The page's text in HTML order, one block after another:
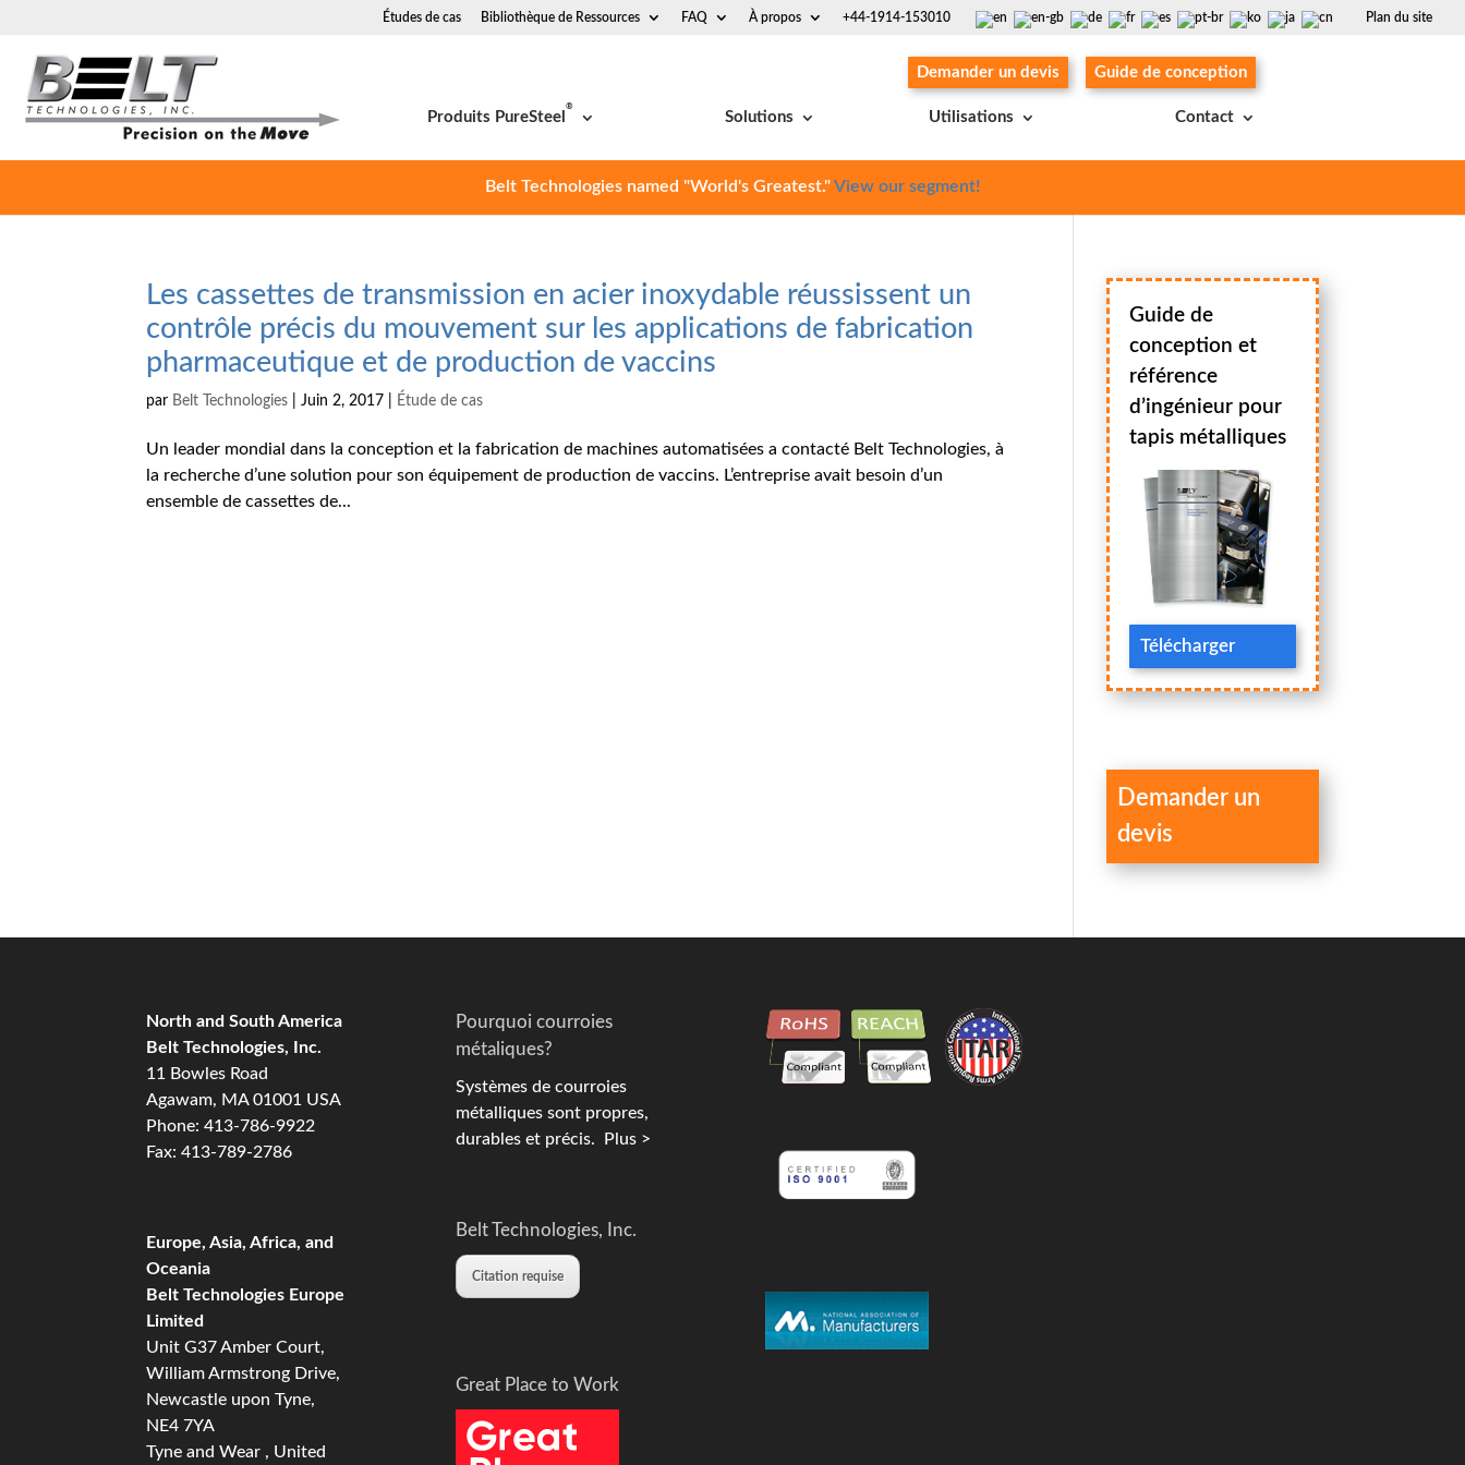
Plan du site
Études de cas Bibliothèque de Ressources FAQ À propos +44-1914-153010
Produits PureSteel
®
Solutions Utilisations Contact
Demander un devis Guide de conception
Belt Technologies named "World's Greatest."View our segment!
Les cassettes de transmission en acier inoxydable réussissent un
contrôle précis du mouvement sur les applications de fabrication
pharmaceutique et de production de vaccins
par Belt Technologies Juin 2, 2017 Étude de cas
Un leader mondial dans la conception et la fabrication de machines automatisées a contacté Belt Technologies, à
la recherche d’une solution pour son équipement de production de vaccins. L’entreprise avait besoin d’un
ensemble de cassettes de...
Guide de
conception et
référence
d’ingénieur pour
tapis métalliques
Télécharger
Demander un
devis
North and South America
Belt Technologies, Inc.
11 Bowles Road
Agawam, MA 01001 USA
Phone: 413-786-9922
Fax: 413-789-2786
Europe, Asia, Africa, and
Oceania
Belt Technologies Europe
Limited
Unit G37 Amber Court,
William Armstrong Drive,
Newcastle upon Tyne,
NE4 7YA
Tyne and Wear , United
Pourquoi courroies
métaliques?
Systèmes de courroies
métalliques sont propres,
durables et précis. Plus >
Belt Technologies, Inc.
Citation requise
Great Place to Work